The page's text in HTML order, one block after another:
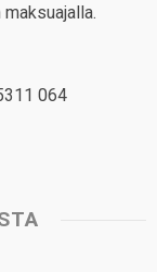
064